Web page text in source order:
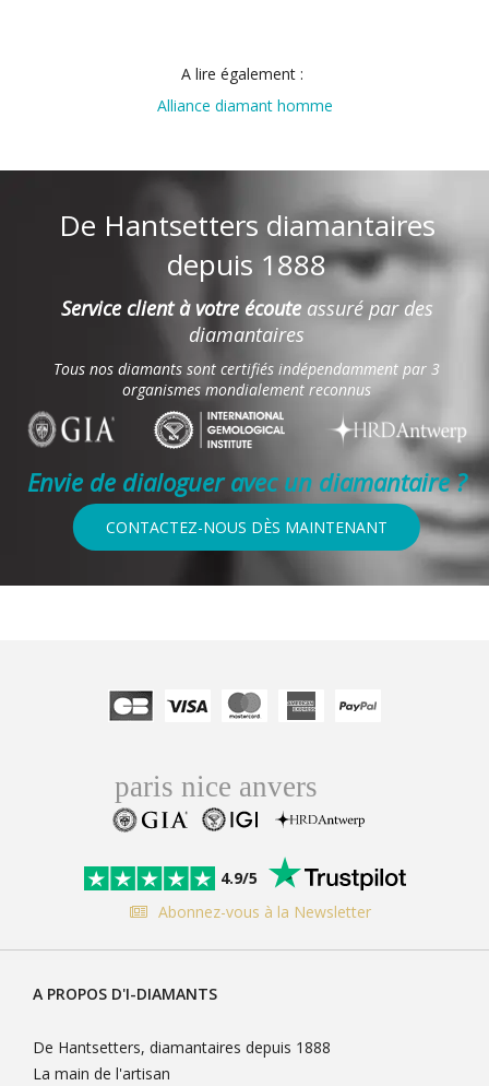
A lire également :
Alliance diamant homme
De Hantsetters diamantaires
depuis 1888
Service client à votre écouteassuré par des
diamantaires
Tous nos diamants sont certifiés indépendamment par 3
organismes mondialement reconnus
Envie de dialoguer avec un diamantaire ?
CONTACTEZ-NOUS DÈS MAINTENANT
4.9/5
Abonnez-vous à la Newsletter
A PROPOS D'I-DIAMANTS
De Hantsetters, diamantaires depuis 1888
La main de l'artisan